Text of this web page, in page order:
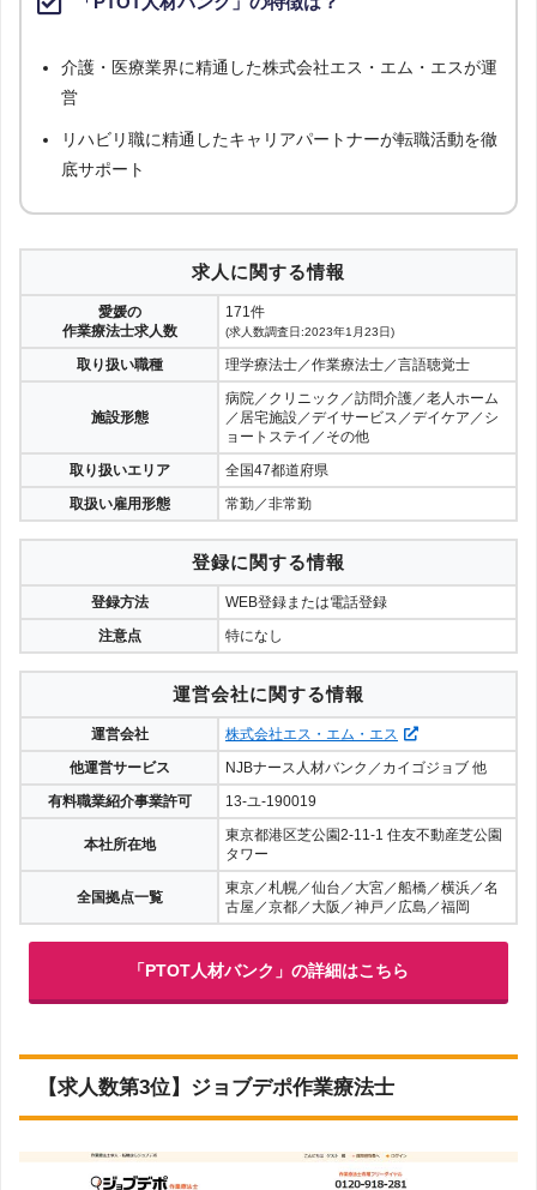
介護・医療業界に精通した株式会社エス・エム・エスが運
営
リハビリ職に精通したキャリアパートナーが転職活動を徹
底サポート
求人に関する情報
愛媛の
作業療法士求人数
171件
(求人数調査日:2023年1月23日)
取り扱い職種 理学療法士／作業療法士／言語聴覚士
施設形態
病院／クリニック／訪問介護／老人ホーム
／居宅施設／デイサービス／デイケア／シ
ョートステイ／その他
取り扱いエリア
全国47都道府県
取扱い雇用形態
常勤／非常勤
登録に関する情報
登録方法
WEB登録または電話登録
注意点
特になし
運営会社に関する情報
運営会社
株式会社エス・エム・エス
他運営サービス
NJBナース人材バンク／カイゴジョブ 他
有料職業紹介事業許可
13-ユ-190019
本社所在地
東京都港区芝公園2-11-1 住友不動産芝公園
タワー
全国拠点一覧
東京／札幌／仙台／大宮／船橋／横浜／名
古屋／京都／大阪／神戸／広島／福岡
「PTOT人材バンク」の詳細はこちら
【求人数第3位】ジョブデポ作業療法士